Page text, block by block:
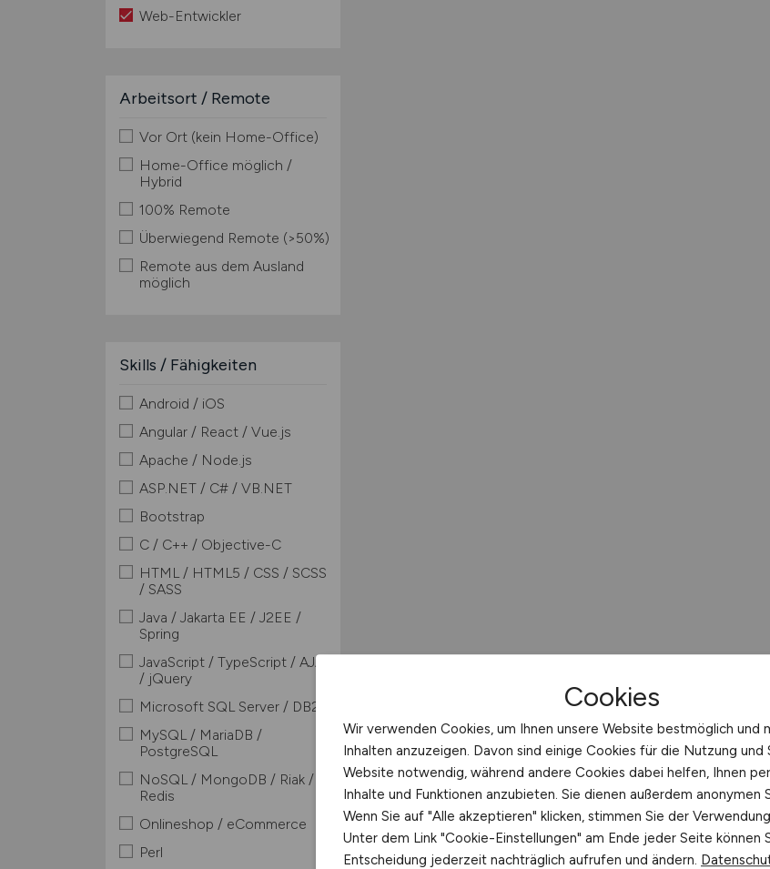
Web-Entwickler
Arbeitsort / Remote
Vor Ort (kein Home-Office)
Home-Office möglich /
Hybrid
100% Remote
Überwiegend Remote (>50%)
Remote aus dem Ausland
möglich
Skills / Fähigkeiten
Android / iOS
Angular / React / Vue.js
Apache / Node.js
ASP.NET / C# / VB.NET
Bootstrap
C / C++ / Objective-C
HTML / HTML5 / CSS / SCSS
/ SASS
Java / Jakarta EE / J2EE /
Spring
JavaScript / TypeScript / AJAX
/ jQuery
Microsoft SQL Server / DB2
MySQL / MariaDB /
PostgreSQL
NoSQL / MongoDB / Riak /
Redis
Onlineshop / eCommerce
Perl
Cookies
Wir verwenden Cookies, um Ihnen unsere Website bestmöglich und
Inhalten anzuzeigen. Davon sind einige Cookies für die Nutzung und
Website notwendig, während andere Cookies dabei helfen, Ihnen
Inhalte und Funktionen anzubieten. Sie dienen außerdem anonymen
Wenn Sie auf "Alle akzeptieren" klicken, stimmen Sie der
Unter dem Link "Cookie-Einstellungen" am Ende jeder Seite können
Entscheidung jederzeit nachträglich aufrufen und ändern.